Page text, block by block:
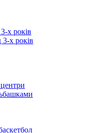
х років
х років